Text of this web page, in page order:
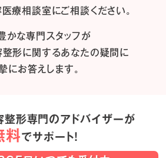
療相談室にご相談ください。
かな専門スタッフが
整形に関するあなたの疑問に
にお答えします。
整形専門のアドバイザーが
料でサポート！